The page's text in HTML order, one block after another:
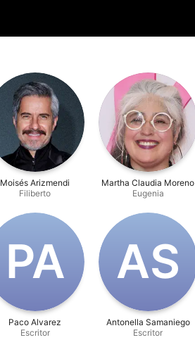
Moisés Arizmendi
Filiberto
Martha Claudia Moreno
Eugenia
P‌A
Paco Alvarez
Escritor
A‌S
Antonella Samaniego
Escritor